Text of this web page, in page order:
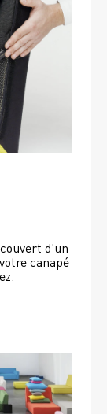
d'un
canapé